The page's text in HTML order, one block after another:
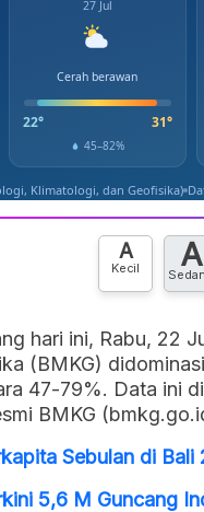
A
Kecil A
hari ini, Rabu, 22
(BMKG)
47-79%. Data ini
BMKG
Sebulan di Bali
5,6 M Guncang